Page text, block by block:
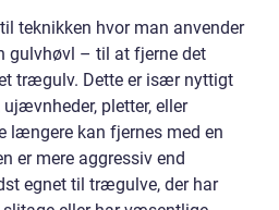
teknikken hvor man anvender
gulvhøvl – til at fjerne det
trægulv. Dette er især nyttigt
pletter, eller
længere kan fjernes med en
er mere aggressiv end
egnet til trægulve, der har